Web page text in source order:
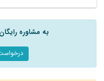
به مشاوره